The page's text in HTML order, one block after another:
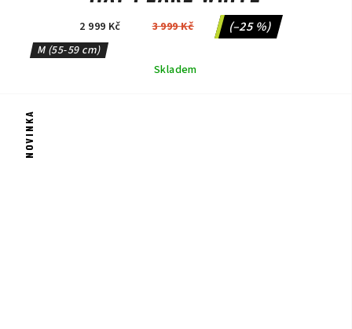
2 999 Kč 3 999 Kč (–25 %)
M (55-59 cm)
Skladem
NOVINKA